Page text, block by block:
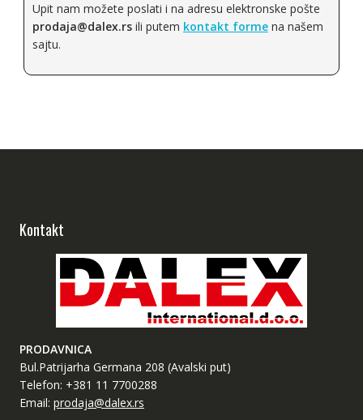
Upit nam možete poslati i na adresu elektronske pošte
prodaja@dalex.rsili putem kontakt forme na našem
sajtu.
Kontakt
PRODAVNICA
Bul.Patrijarha Germana 208 (Avalski put)
Telefon: +381 11 7700288
Email: prodaja@dalex.rs